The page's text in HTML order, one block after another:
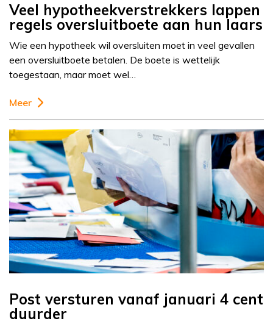
Veel hypotheekverstrekkers lappen
regels oversluitboete aan hun laars
Wie een hypotheek wil oversluiten moet in veel gevallen
een oversluitboete betalen. De boete is wettelijk
toegestaan, maar moet wel…
Meer
Post versturen vanaf januari 4 cent
duurder